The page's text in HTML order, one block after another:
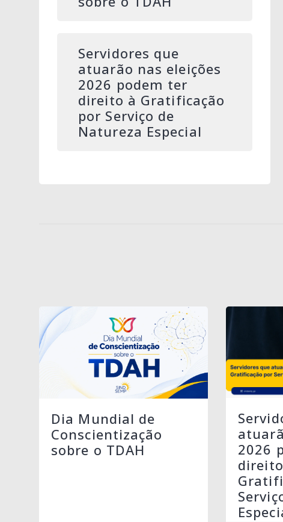
Servidores que
atuarão nas eleições
2026 podem ter
direito à Gratificação
por Serviço de
Natureza Especial
Dia Mundial de
Conscientização
sobre o TDAH
2026